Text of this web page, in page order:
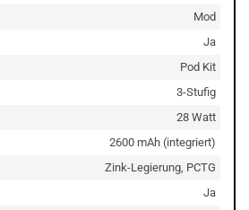
Mod
Ja
Pod Kit
3-Stufig
28 Watt
2600 mAh (integriert)
Zink-Legierung, PCTG
Ja